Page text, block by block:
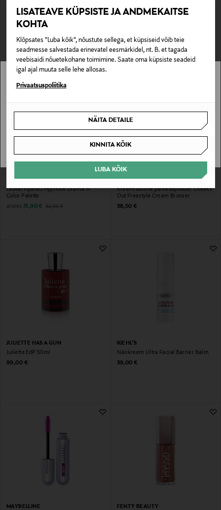
LISATEAVE KÜPSISTE JA ANDMEKAITSE
KOHTA
Klõpsates "Luba kõik", nõustute sellega, et küpsiseid võib teie
seadmesse salvestada erinevatel eesmärkidel, nt. B. et tagada
veebisaidi nõuetekohane toimimine. Saate oma küpsiste seadeid
igal ajal muuta selle lehe allosas.
Privaatsuspoliitika
NÄITA DETAILE
KINNITA KÕIK
LUBA KÕIK
FENTY BEAUTY
Huuleläige Gloss Bomb Universal Lip
Original Price
26,00 €
MAC
Original Price
27,00 €
LANCÔME
Lauvärvipalett Hypnôse Drama 5-
Color Palette
alates Discounted Price
31,90 € Original Price
82,00 €
FENTY BEAUTY
Kreemitaoline päikesepuuder Cheeks
Out Freestyle Cream Bronzer
Original Price
38,50 €
JULIETTE HAS A GUN
Juliette EdP 50ml
Original Price
99,00 €
KIEHL'S
Näokreem Ultra Facial Barrier Balm
Original Price
39,00 €
MAYBELLINE
FENTY BEAUTY
Stockmann pole Sinu riigis saadaval.
SAAN ARU